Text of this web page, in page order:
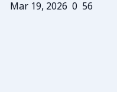
Mar 19, 2026 0 56